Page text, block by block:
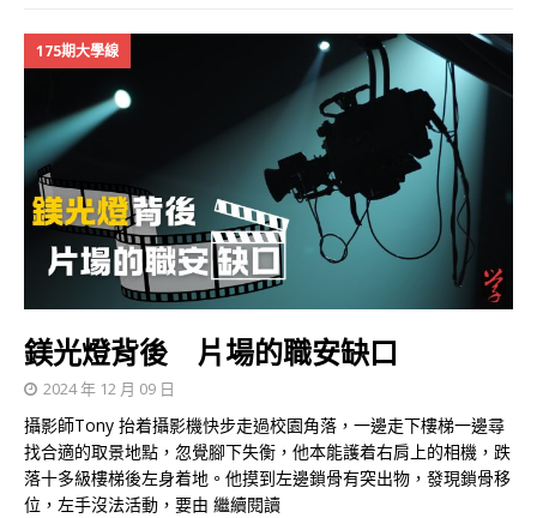
175期大學線
鎂光燈背後 片場的職安缺口
2024 年 12 月 09 日
攝影師Tony 抬着攝影機快步走過校園角落，一邊走下樓梯一邊尋
找合適的取景地點，忽覺腳下失衡，他本能護着右肩上的相機，跌
落十多級樓梯後左身着地。他摸到左邊鎖骨有突出物，發現鎖骨移
位，左手沒法活動，要由 繼續閱讀